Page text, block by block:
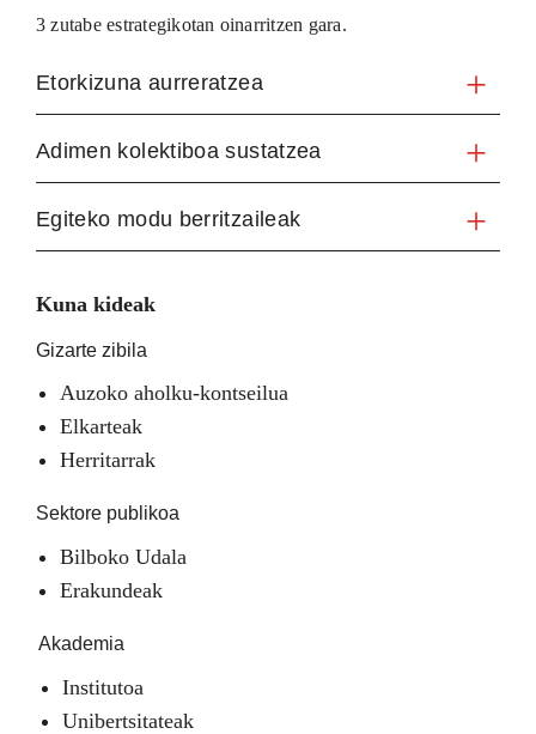
3 zutabe estrategikotan oinarritzen gara.
Etorkizuna aurreratzea
Adimen kolektiboa sustatzea
Egiteko modu berritzaileak
Kuna kideak
Gizarte zibila
Auzoko aholku-kontseilua
Elkarteak
Herritarrak
Sektore publikoa
Bilboko Udala
Erakundeak
Akademia
Institutoa
Unibertsitateak